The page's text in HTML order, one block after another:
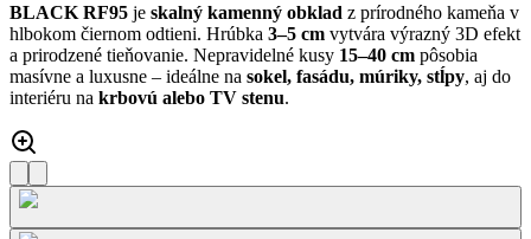
BLACK RF95 je skalný kamenný obklad z prírodného kameňa v
hlbokom čiernom odtieni. Hrúbka 3–5 cm vytvára výrazný 3D efekt
a prirodzené tieňovanie. Nepravidelné kusy 15–40 cm pôsobia
masívne a luxusne – ideálne na sokel, fasádu, múriky, stĺpy, aj do
interiéru na krbovú alebo TV stenu.